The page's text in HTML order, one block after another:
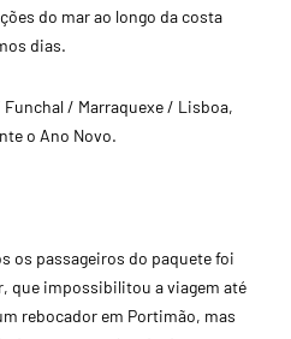
do mar ao longo da costa
dias.
/ Marraquexe / Lisboa,
o Ano Novo.
os passageiros do paquete foi
que impossibilitou a viagem até
rebocador em Portimão, mas